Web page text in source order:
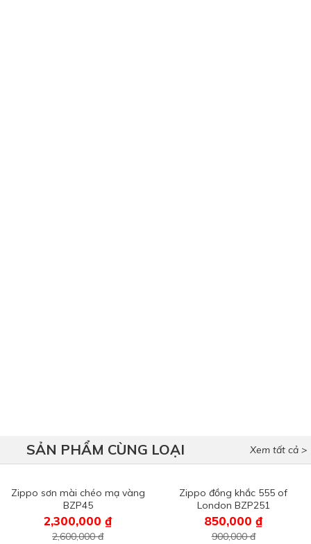
Xem tất cả >
SẢN PHẨM CÙNG LOẠI
Zippo sơn mài chéo mạ vàng
BZP45
2,300,000 ₫
2,600,000 đ
Zippo đồng khắc 555 of
London BZP251
850,000 ₫
900,000 đ